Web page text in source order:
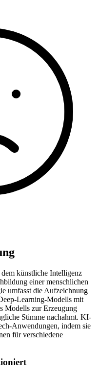
künstliche Intelligenz
einer menschlichen
umfasst die Aufzeichnung
Learning-Modells mit
Modells zur Erzeugung
Stimme nachahmt. KI-
Anwendungen, indem sie
für verschiedene